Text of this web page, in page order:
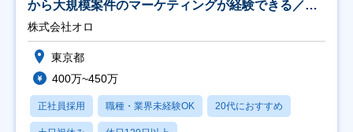
から大規模案件のマーケティングが経験できる／研
修充実】
株式会社オロ
東京都
400万~450万
正社員採用 職種・業界未経験OK 20代におすすめ